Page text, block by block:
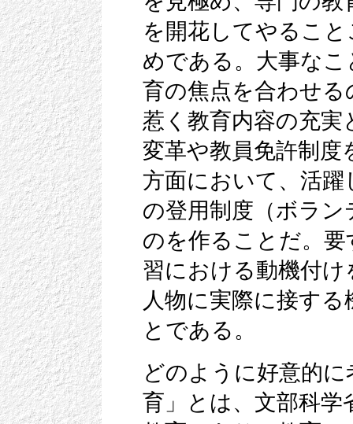
を開花してやるこ
めである。大事な
育の焦点を合わせ
惹く教育内容の充
変革や教員免許制度
方面において、活
の登用制度（ボラ
のを作ることだ。
習における動機付
人物に実際に接す
とである。
どのように好意的
育」とは、文部科